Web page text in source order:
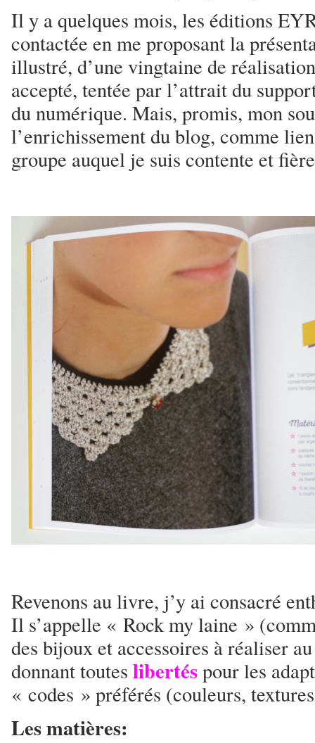
Il y a quelques mois, les éditions
contactée en me proposant la
illustré, d’une vingtaine de
accepté, tentée par l’attrait du
du numérique. Mais, promis, mon
l’enrichissement du blog, comme
groupe auquel je suis contente et
Revenons au livre, j’y ai consacré
Il s’appelle « Rock my laine »
des bijoux et accessoires à réaliser
donnant toutes libertéspour les
« codes » préférés (couleurs,
Les matières: